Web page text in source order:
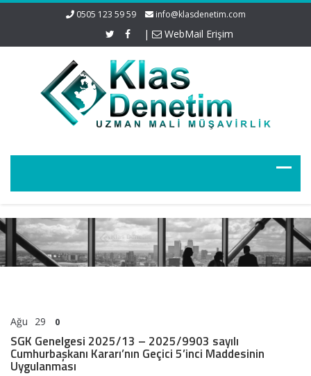
0505 123 59 59 info@klasdenetim.com
| WebMail Erişim
Ağu 29 0
SGK Genelgesi 2025/13 – 2025/9903 sayılı
Cumhurbaşkanı Kararı’nın Geçici 5’inci Maddesinin
Uygulanması